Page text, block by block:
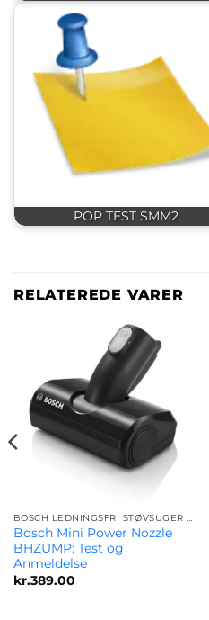
POP TEST SMM2
RELATEREDE VARER
Bosch Mini Power Nozzle
BHZUMP: Test og
Anmeldelse
kr.389.00